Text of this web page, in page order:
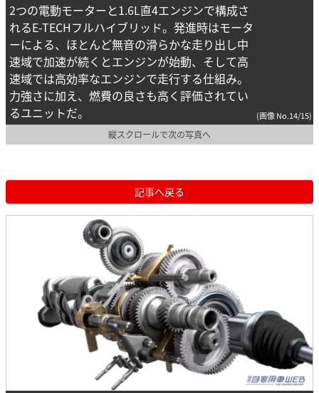
2つの電動モーターと1.6L直4エンジンで構成さ
れるE-TECHフルハイブリッド。発進時はモータ
ーによる、ほとんど無音の滑らかな走り出し中
速域で加速が続くとエンジンが始動、そして高
速域では高効率なエンジンで走行する仕組み。
力強さに加え、燃費の良さも高く評価されてい
るユニットだ。
(画像 No.14/15)
縦スクロールで次の写真へ
記事へ戻る